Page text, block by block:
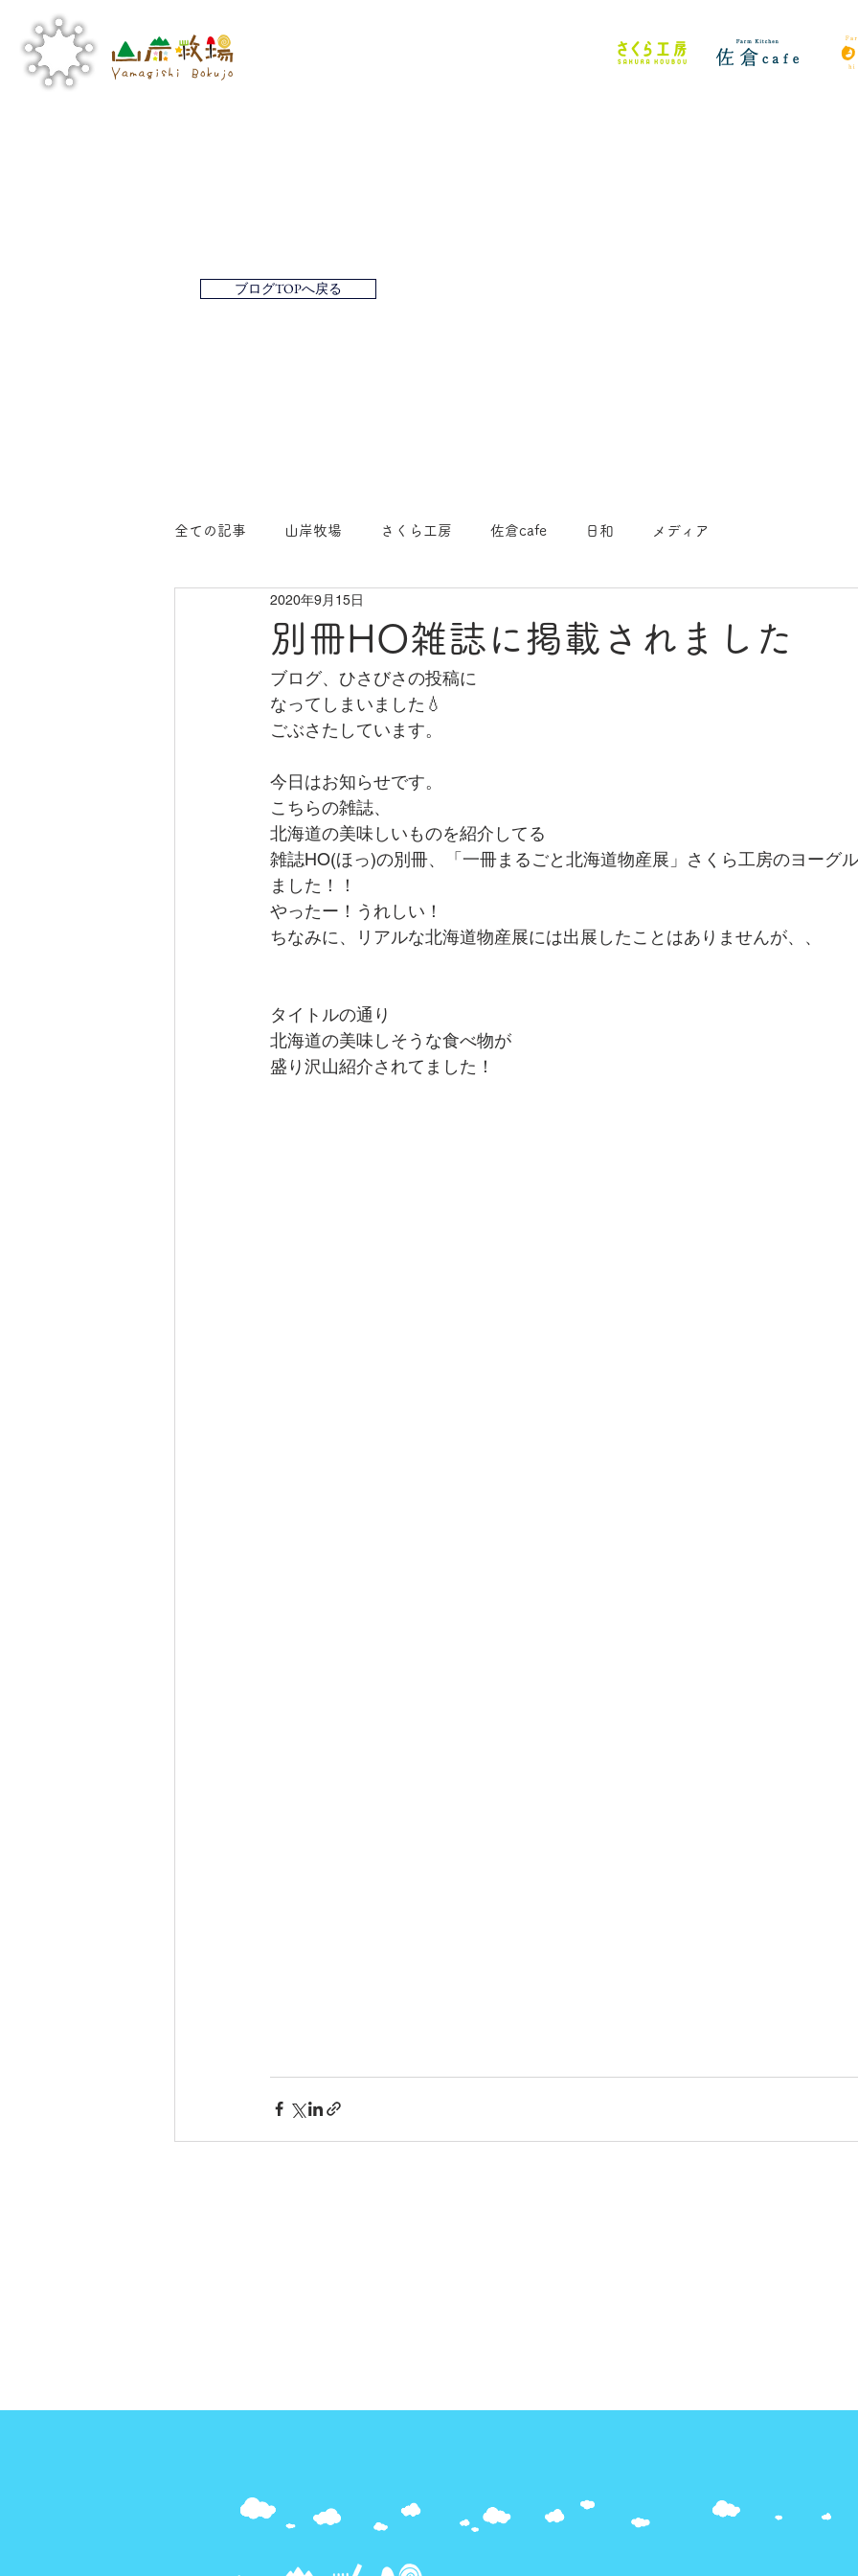
ブログTOPへ戻る
全ての記事 山岸牧場 さくら工房 佐倉cafe 日和 メディア
別冊HO雑誌に掲載されました
2020年9月15日
ブログ、ひさびさの投稿に
なってしまいました💧
ごぶさたしています。
今日はお知らせです。
こちらの雑誌、
北海道の美味しいものを紹介してる
雑誌HO(ほっ)の別冊、「一冊まるごと北海道物産展」さくら工房のヨーグ
ました！！
やったー！うれしい！
ちなみに、リアルな北海道物産展には出展したことはありませんが、、
タイトルの通り
北海道の美味しそうな食べ物が
盛り沢山紹介されてました！